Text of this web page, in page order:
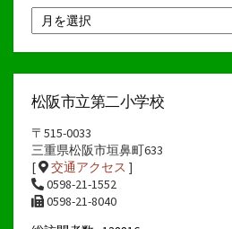
別
ア
イ
松阪市立第二小学校
〒515-0033
三重県松阪市垣鼻町633
[
交通アクセス ]
0598-21-1552
0598-21-8040